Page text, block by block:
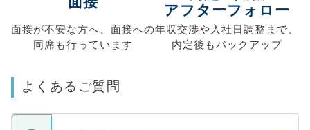
面接が不安な方へ、 面接への
同席も行っています
アフターフォロー
年収交渉や入社日調整まで、
内定後もバックアップ
よくあるご質問